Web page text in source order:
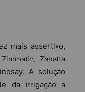
mais assertivo,
Zanatta
A solução
da irrigação a